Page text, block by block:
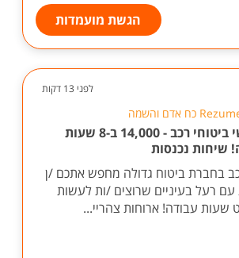
הגשת מועמדות
לפני 13 דקות
חידושי ביטוחי רכב - 14,000 ב-8 שעות
שיחות נכנסות
בחברת ביטוח גדולה מחפש אתכם /ן
עם רעל בעיניים שרוצים /ות לעשות
עבודה! ארוחות צהריי...